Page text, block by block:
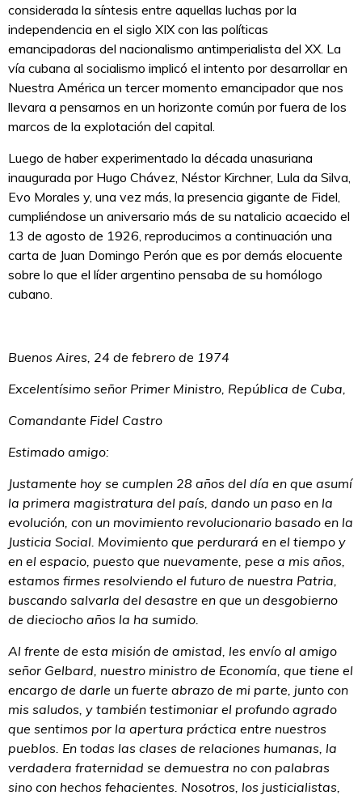
considerada la síntesis entre aquellas luchas por la
independencia en el siglo XIX con las políticas
emancipadoras del nacionalismo antimperialista del XX. La
vía cubana al socialismo implicó el intento por desarrollar en
Nuestra América un tercer momento emancipador que nos
llevara a pensarnos en un horizonte común por fuera de los
marcos de la explotación del capital.
Luego de haber experimentado la década unasuriana
inaugurada por Hugo Chávez, Néstor Kirchner, Lula da Silva,
Evo Morales y, una vez más, la presencia gigante de Fidel,
cumpliéndose un aniversario más de su natalicio acaecido el
13 de agosto de 1926, reproducimos a continuación una
carta de Juan Domingo Perón que es por demás elocuente
sobre lo que el líder argentino pensaba de su homólogo
cubano.
Buenos Aires, 24 de febrero de 1974
Excelentísimo señor Primer Ministro, República de Cuba,
Comandante Fidel Castro
Estimado amigo:
Justamente hoy se cumplen 28 años del día en que asumí
la primera magistratura del país, dando un paso en la
evolución, con un movimiento revolucionario basado en la
Justicia Social. Movimiento que perdurará en el tiempo y
en el espacio, puesto que nuevamente, pese a mis años,
estamos firmes resolviendo el futuro de nuestra Patria,
buscando salvarla del desastre en que un desgobierno
de dieciocho años la ha sumido.
Al frente de esta misión de amistad, les envío al amigo
señor Gelbard, nuestro ministro de Economía, que tiene el
encargo de darle un fuerte abrazo de mi parte, junto con
mis saludos, y también testimoniar el profundo agrado
que sentimos por la apertura práctica entre nuestros
pueblos. En todas las clases de relaciones humanas, la
verdadera fraternidad se demuestra no con palabras
sino con hechos fehacientes. Nosotros, los justicialistas,